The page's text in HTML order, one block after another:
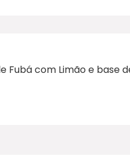
Fubá com Limão e